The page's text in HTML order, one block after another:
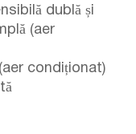
dublă și
(aer
condiționat)